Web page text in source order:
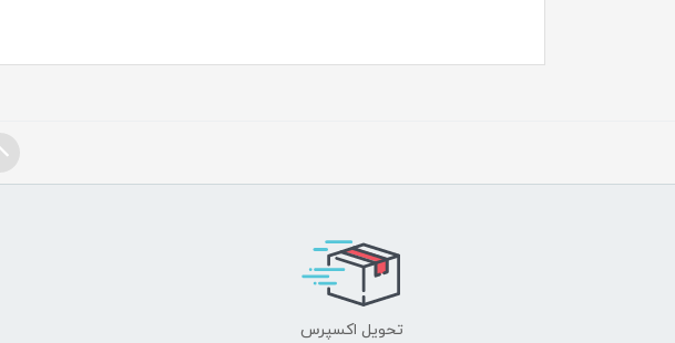
تحویل اکسپرس